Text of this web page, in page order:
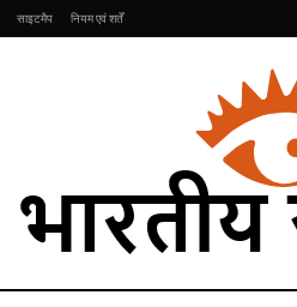
साइटमैप नियम एवं शर्तें